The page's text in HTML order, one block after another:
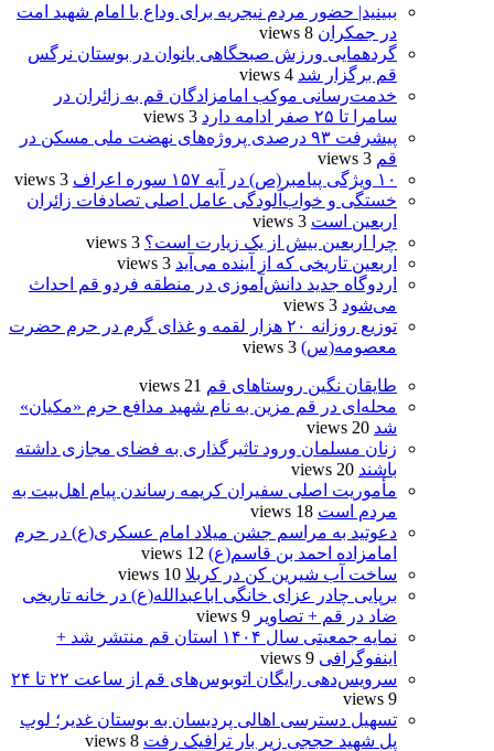
ببینید| حضور مردم نیجریه برای وداع با امام شهید امت
در جمکران 8 views
گردهمایی ورزش صبحگاهی بانوان در بوستان نرگس
قم برگزار شد 4 views
خدمت‌رسانی موکب امامزادگان قم به زائران در
سامرا تا ۲۵ صفر ادامه دارد
3 views
پیشرفت ۹۳ درصدی پروژه‌های نهضت ملی مسکن در
قم 3 views
۱۰ ویژگی پیامبر(ص) در آیه ۱۵۷ سوره اعراف
3 views
خستگی و خواب‌آلودگی عامل اصلی تصادفات زائران
اربعین است 3 views
چرا اربعین بیش از یک زیارت است؟ 3 views
اربعین تاریخی که از آینده می‌آید 3 views
اردوگاه جدید دانش‌آموزی در منطقه فردو قم احداث
می‌شود 3 views
توزیع روزانه ۲۰ هزار لقمه و غذای گرم در حرم حضرت
معصومه(س) 3 views
طایقان نگین روستاهای قم 21 views
محله‌ای در قم مزین به نام شهید مدافع حرم «مکیان»
شد 20 views
زنان مسلمان ورود تاثیرگذاری به فضای مجازی داشته
باشند 20 views
مأموریت اصلی سفیران کریمه رساندن پیام اهل‌بیت به
مردم است 18 views
دعوتید به مراسم جشن میلاد امام عسکری(ع) در حرم
امامزاده احمد بن قاسم(ع) 12 views
ساخت آب شیرین کن در کربلا 10 views
برپایی چادر عزای خانگی اباعبدالله(ع) در خانه تاریخی
ضاد در قم + تصاویر 9 views
نمایه جمعیتی سال ۱۴۰۴ استان قم منتشر شد +
اینفوگرافی 9 views
سرویس‌دهی رایگان اتوبوس‌های قم از ساعت ۲۲ تا ۲۴
9 views
تسهیل دسترسی اهالی پردیسان به بوستان غدیر؛ لوپ
پل شهید حججی زیر بار ترافیک رفت 8 views